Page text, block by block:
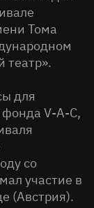
Тома
театр».
для
V-A-C,
со
участие в
(Австрия).